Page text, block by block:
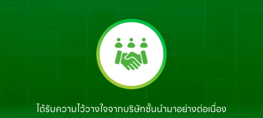
ได้รับความไว้วางใจจากบริษัทชั้นนำมาอย่างต่อเนื่อง